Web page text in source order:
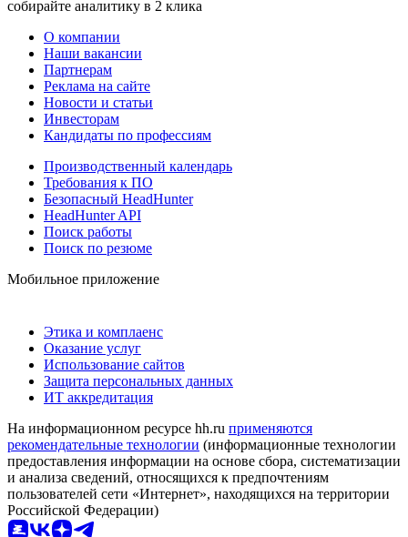
собирайте аналитику в 2 клика
О компании
Наши вакансии
Партнерам
Реклама на сайте
Новости и статьи
Инвесторам
Кандидаты по профессиям
Производственный календарь
Требования к ПО
Безопасный HeadHunter
HeadHunter API
Поиск работы
Поиск по резюме
Мобильное приложение
Этика и комплаенс
Оказание услуг
Использование сайтов
Защита персональных данных
ИТ аккредитация
На информационном ресурсе hh.ru применяются
рекомендательные технологии (информационные технологии
предоставления информации на основе сбора, систематизации
и анализа сведений, относящихся к предпочтениям
пользователей сети «Интернет», находящихся на территории
Российской Федерации)